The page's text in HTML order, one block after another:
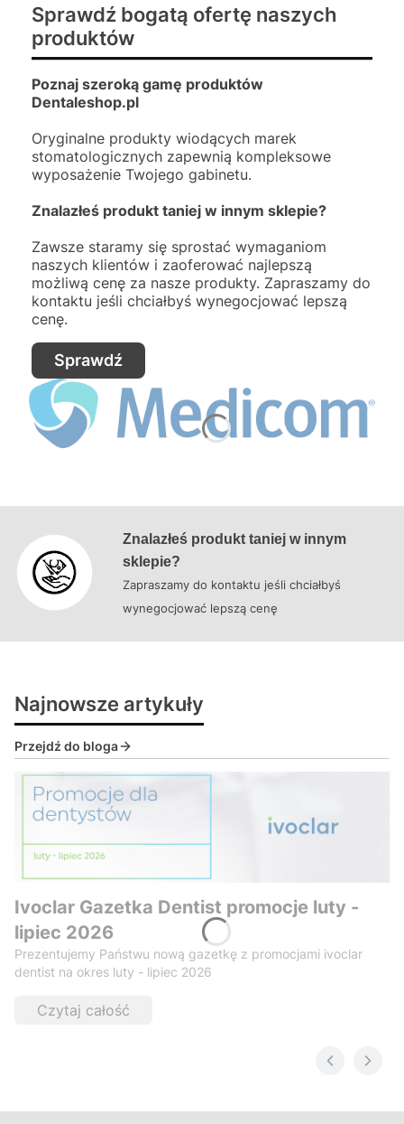
Sprawdź bogatą ofertę naszych
produktów
Poznaj szeroką gamę produktów
Dentaleshop.pl
Oryginalne produkty wiodących marek
stomatologicznych zapewnią kompleksowe
wyposażenie Twojego gabinetu.
Znalazłeś produkt taniej w innym sklepie?
Zawsze staramy się sprostać wymaganiom
naszych klientów i zaoferować najlepszą
możliwą cenę za nasze produkty. Zapraszamy do
kontaktu jeśli chciałbyś wynegocjować lepszą
cenę.
Sprawdź
Znalazłeś produkt taniej w innym
sklepie?
Zapraszamy do kontaktu jeśli chciałbyś
wynegocjować lepszą cenę
Najnowsze artykuły
Przejdź do bloga
Ivoclar Gazetka Dentist promocje luty -
lipiec 2026
Prezentujemy Państwu nową gazetkę z promocjami ivoclar
dentist na okres luty - lipiec 2026
Czytaj całość